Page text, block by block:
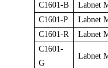
C1601-B
Labnet
C1601-P
Labnet
C1601-R
Labnet
C1601-
G
Labnet